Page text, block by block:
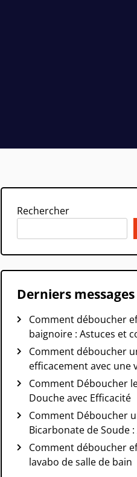
Rechercher
Derniers messages
Comment déboucher
baignoire : Astuces et
Comment déboucher
efficacement avec une
Comment Déboucher
Douche avec Efficacité
Comment Déboucher
Bicarbonate de Soude
Comment déboucher
lavabo de salle de bain